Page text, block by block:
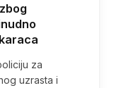
za
uzrasta i